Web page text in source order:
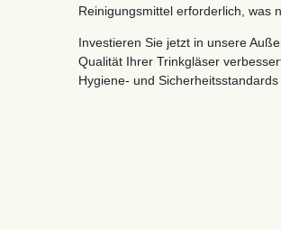
Reinigungsmittel erforderlich, was
Investieren Sie jetzt in unsere
Qualität Ihrer Trinkgläser
Hygiene- und